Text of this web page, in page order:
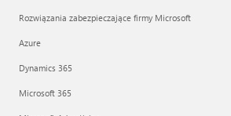
Rozwiązania zabezpieczające firmy Microsoft
Azure
Dynamics 365
Microsoft 365